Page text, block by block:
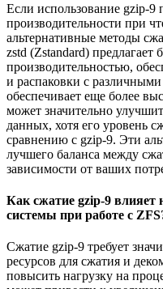
Если использование gzip-
производительности при
альтернативные методы
zstd (Zstandard)
производительностью,
и распаковки с
обеспечивает еще более
может значительно
данных, хотя его уровень
сравнению с gzip-9. Эти
лучшего баланса между
зависимости от ваших
Как сжатие gzip-9 влияет
системы при работе с
Сжатие gzip-9 требует
ресурсов для сжатия и
повысить нагрузку на